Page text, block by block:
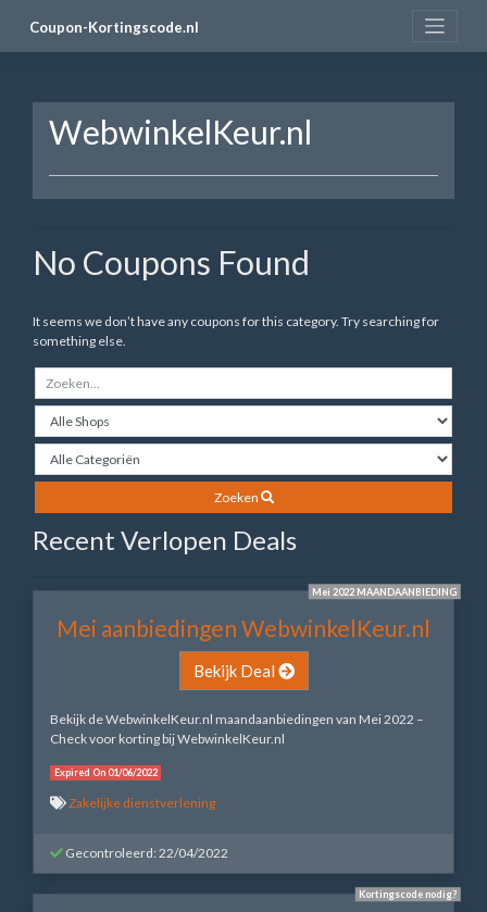
Coupon-Kortingscode.nl
WebwinkelKeur.nl
No Coupons Found
It seems we don’t have any coupons for this category. Try searching for
something else.
Zoeken
Recent Verlopen Deals
Mei 2022 MAANDAANBIEDING
Mei aanbiedingen WebwinkelKeur.nl
Bekijk Deal
Bekijk de WebwinkelKeur.nl maandaanbiedingen van Mei 2022 –
Check voor korting bij WebwinkelKeur.nl
Expired On 01/06/2022
Zakelijke dienstverlening
Gecontroleerd: 22/04/2022
Kortingscode nodig?